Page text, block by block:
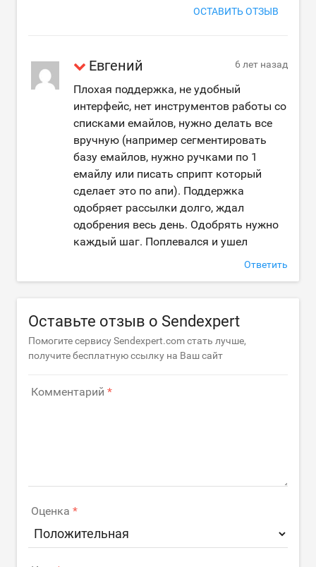
ОСТАВИТЬ ОТЗЫВ
Евгений 6 лет назад
Плохая поддержка, не удобный
интерфейс, нет инструментов работы со
списками емайлов, нужно делать все
вручную (например сегментировать
базу емайлов, нужно ручками по 1
емайлу или писать сприпт который
сделает это по апи). Поддержка
одобряет рассылки долго, ждал
одобрения весь день. Одобрять нужно
каждый шаг. Поплевался и ушел
Ответить
Оставьте отзыв о Sendexpert
Помогите сервису Sendexpert.com стать лучше,
получите бесплатную ссылку на Ваш сайт
Комментарий
Оценка